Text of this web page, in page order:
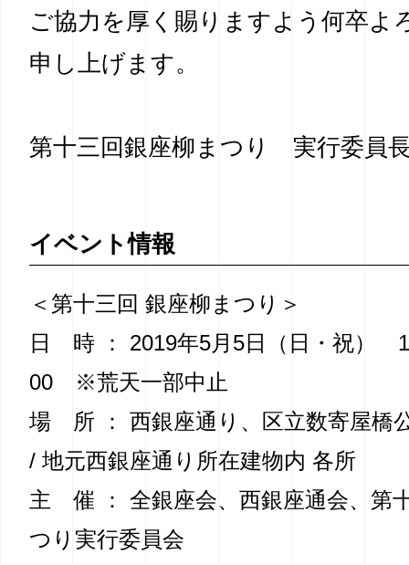
ご協力を厚く賜りますよう何卒よ
申し上げます。
第十三回銀座柳まつり 実行委員
イベント情報
＜第十三回 銀座柳まつり＞
日 時 ： 2019年5月5日（日・祝）
00 ※荒天一部中止
場 所 ： 西銀座通り、区立数寄屋橋
/ 地元西銀座通り所在建物内 各所
主 催 ： 全銀座会、西銀座通会、第
つり実行委員会